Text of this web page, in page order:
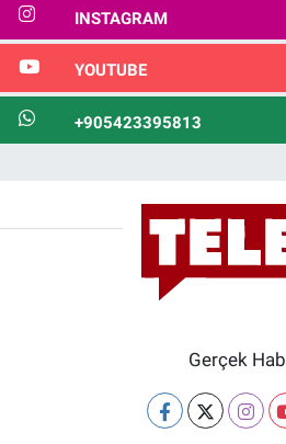
INSTAGRAM
YOUTUBE
+905423395813
Gerçek